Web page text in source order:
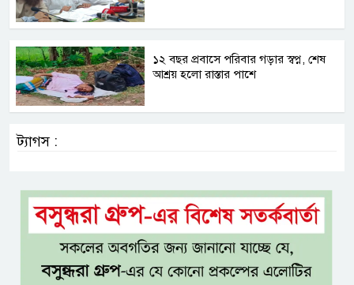
১২ বছর প্রবাসে পরিবার গড়ার স্বপ্ন, শেষ
আশ্রয় হলো রাস্তার পাশে
ট্যাগস :